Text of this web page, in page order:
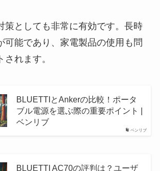
策としても非常に有効です。長時
可能であり、家電製品の使用も問
れます。
ベンリブ
BLUETTIとAnkerの比較！ポータ
ブル電源を選ぶ際の重要ポイント |
ベンリブ
BLUETTI AC70の評判は？ユーザ